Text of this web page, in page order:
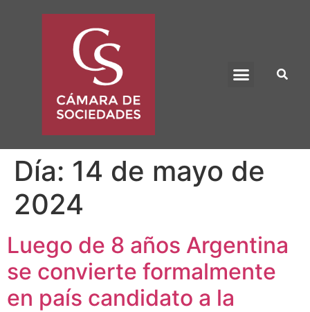
Día: 14 de mayo de
2024
Luego de 8 años Argentina
se convierte formalmente
en país candidato a la